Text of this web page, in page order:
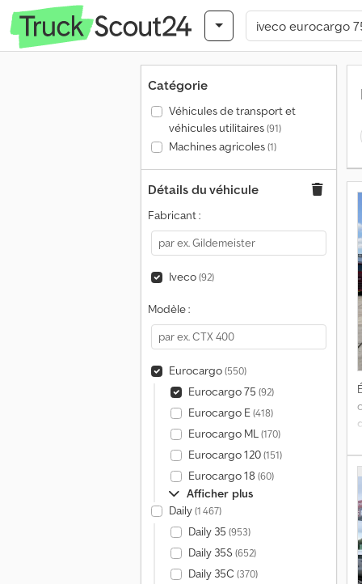
Catégorie
Véhicules de transport et
véhicules utilitaires(91)
Machines agricoles(1)
Détails du véhicule
Fabricant :
Iveco(92)
Modèle :
Eurocargo(550)
Eurocargo 75 (92)
Eurocargo E(418)
Eurocargo ML(170)
Eurocargo 120(151)
Eurocargo 18 (60)
Afficher plus
Daily(1 467)
Daily 35 (953)
Daily 35S (652)
Daily 35C (370)